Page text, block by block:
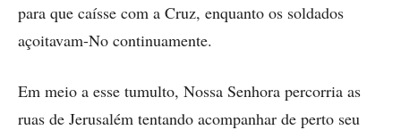
para que caísse com a Cruz, enquanto os soldados
açoitavam-No continuamente.
Em meio a esse tumulto, ­Nossa Senhora percorria as
ruas de Jerusalém tentando acompanhar de perto seu